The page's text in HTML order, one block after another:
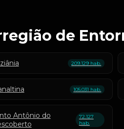
de
209.129 hab.
105.031 hab.
Antônio do
72.127
hab.